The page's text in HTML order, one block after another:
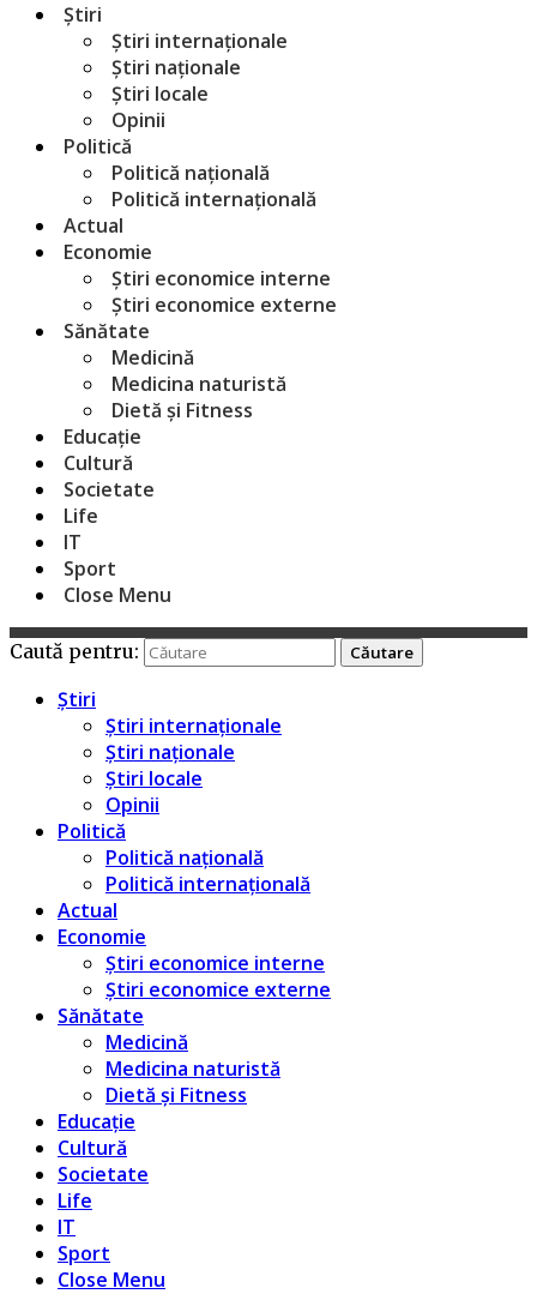
Știri
Știri internaționale
Știri naționale
Știri locale
Opinii
Politică
Politică națională
Politică internațională
Actual
Economie
Știri economice interne
Știri economice externe
Sănătate
Medicină
Medicina naturistă
Dietă și Fitness
Educație
Cultură
Societate
Life
IT
Sport
Close Menu
Caută pentru:
Știri
Știri internaționale
Știri naționale
Știri locale
Opinii
Politică
Politică națională
Politică internațională
Actual
Economie
Știri economice interne
Știri economice externe
Sănătate
Medicină
Medicina naturistă
Dietă și Fitness
Educație
Cultură
Societate
Life
IT
Sport
Close Menu